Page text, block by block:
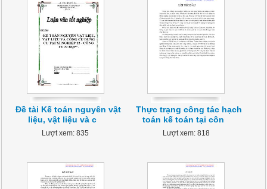
Đề tài Kế toán nguyên vật
liệu, vật liệu và c
Lượt xem: 835
Thực trạng công tác hạch
toán kế toán tại côn
Lượt xem: 818